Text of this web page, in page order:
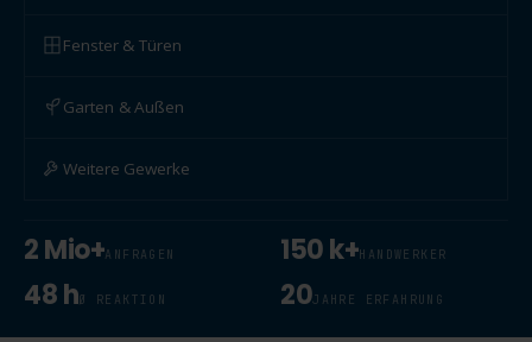
Fenster & Türen
Garten & Außen
Weitere Gewerke
2 Mio+ANFRAGEN 150 k+HANDWERKER
48 hØ REAKTION 20JAHRE ERFAHRUNG